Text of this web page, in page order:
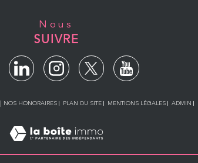
Nous
SUIVRE
NOS HONORAIRES PLAN DU SITE MENTIONS LÉGALES ADMIN